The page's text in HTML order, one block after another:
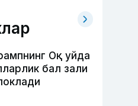
Оқ уйда
бал зали